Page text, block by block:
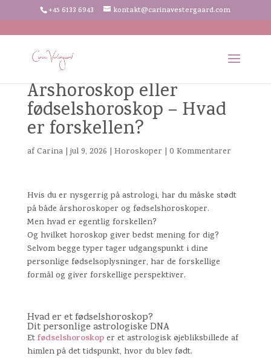
+45 6133 6943 kontakt@carinavestergaard.com
Årshoroskop eller
fødselshoroskop – Hvad
er forskellen?
afCarina|jul 9, 2026 Horoskoper 0 Kommentarer
Hvis du er nysgerrig på astrologi, har du måske stødt
på både årshoroskoper og fødselshoroskoper.
Men hvad er egentlig forskellen?
Og hvilket horoskop giver bedst mening for dig?
Selvom begge typer tager udgangspunkt i dine
personlige fødselsoplysninger, har de forskellige
formål og giver forskellige perspektiver.
Hvad er et fødselshoroskop?
Dit personlige astrologiske DNA
Etfødselshoroskoper et astrologisk øjebliksbillede af
himlen på det tidspunkt, hvor du blev født.